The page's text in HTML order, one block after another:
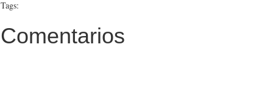
Tags:
Comentarios